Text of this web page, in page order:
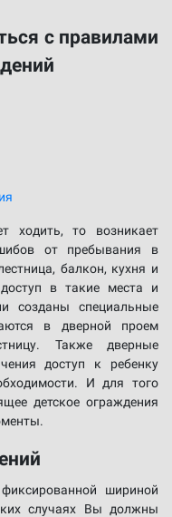
с правилами
ходить, то возникает
от пребывания в
балкон, кухня и
в такие места и
созданы специальные
в дверной проем
Также дверные
доступ к ребенку
И для того
детское ограждения
шириной
случаях Вы должны